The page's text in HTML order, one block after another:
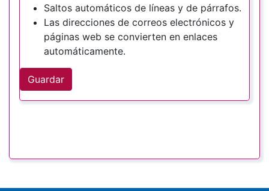
Saltos automáticos de líneas y de párrafos.
Las direcciones de correos electrónicos y
páginas web se convierten en enlaces
automáticamente.
Guardar